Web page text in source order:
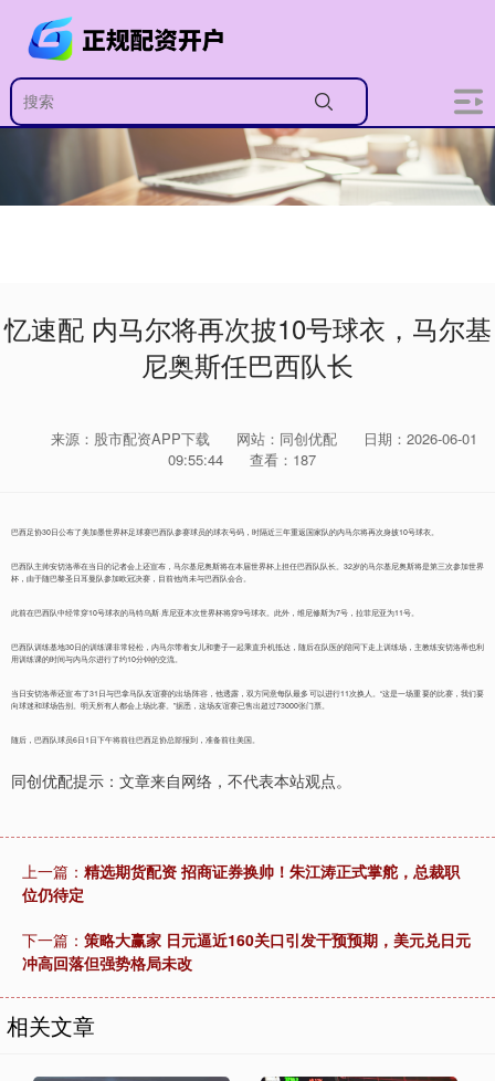
忆速配 内马尔将再次披10号球衣，马尔基
尼奥斯任巴西队长
来源：股市配资APP下载 网站：同创优配
日期：2026-06-01
09:55:44
查看：187
巴西足协30日公布了美加墨世界杯足球赛巴西队参赛球员的球衣号码，时隔近三年重返国家队的内马尔将再次身披10号球衣。
巴西队主帅安切洛蒂在当日的记者会上还宣布，马尔基尼奥斯将在本届世界杯上担任巴西队队长。32岁的马尔基尼奥斯将是第三次参加世界
杯，由于随巴黎圣日耳曼队参加欧冠决赛，目前他尚未与巴西队会合。
此前在巴西队中经常穿10号球衣的马特乌斯·库尼亚本次世界杯将穿9号球衣。此外，维尼修斯为7号，拉菲尼亚为11号。
巴西队训练基地30日的训练课非常轻松，内马尔带着女儿和妻子一起乘直升机抵达，随后在队医的陪同下走上训练场，主教练安切洛蒂也利
用训练课的时间与内马尔进行了约10分钟的交流。
当日安切洛蒂还宣布了31日与巴拿马队友谊赛的出场阵容，他透露，双方同意每队最多可以进行11次换人。“这是一场重要的比赛，我们要
向球迷和球场告别。明天所有人都会上场比赛。”据悉，这场友谊赛已售出超过73000张门票。
随后，巴西队球员6日1日下午将前往巴西足协总部报到，准备前往美国。
同创优配提示：文章来自网络，不代表本站观点。
上一篇： 精选期货配资 招商证券换帅！朱江涛正式掌舵，总裁职
位仍待定
下一篇： 策略大赢家 日元逼近160关口引发干预预期，美元兑日元
冲高回落但强势格局未改
相关文章